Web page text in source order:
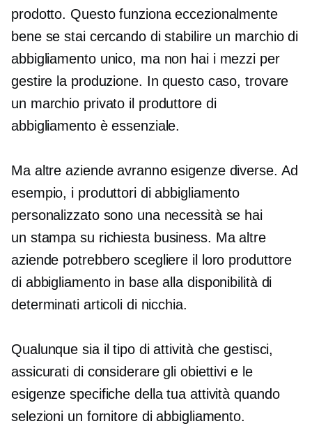
prodotto. Questo funziona eccezionalmente
bene se stai cercando di stabilire un marchio di
abbigliamento unico, ma non hai i mezzi per
gestire la produzione. In questo caso, trovare
un marchio privato il produttore di
abbigliamento è essenziale.
Ma altre aziende avranno esigenze diverse. Ad
esempio, i produttori di abbigliamento
personalizzato sono una necessità se hai
un stampa su richiestabusiness. Ma altre
aziende potrebbero scegliere il loro produttore
di abbigliamento in base alla disponibilità di
determinati articoli di nicchia.
Qualunque sia il tipo di attività che gestisci,
assicurati di considerare gli obiettivi e le
esigenze specifiche della tua attività quando
selezioni un fornitore di abbigliamento.